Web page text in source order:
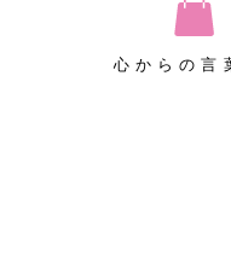
心からの言